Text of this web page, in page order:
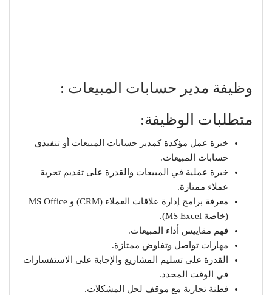
وظيفة مدير حسابات المبيعات :
متطلبات الوظيفة:
خبرة عمل مؤكدة كمدير حسابات المبيعات أو تنفيذي
حسابات المبيعات.
خبرة عملية في المبيعات والقدرة على تقديم تجربة
عملاء ممتازة.
معرفة برامج إدارة علاقات العملاء (CRM) و MS Office
(خاصة MS Excel).
فهم مقاييس أداء المبيعات.
مهارات تواصل وتفاوض ممتازة.
القدرة على تسليم المشاريع والإجابة على الاستفسارات
في الوقت المحدد.
فطنة تجارية مع موقف لحل المشكلات.